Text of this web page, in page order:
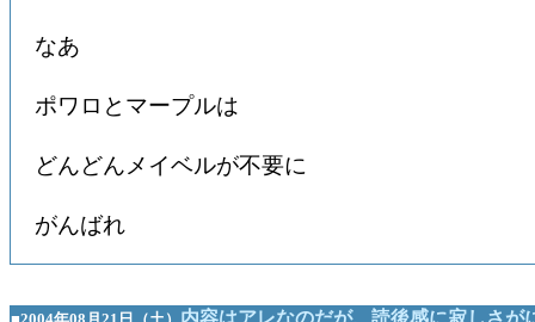
なあ
ポワロとマープルは
どんどんメイベルが不要に
がんばれ
内容はアレなのだが、読後感に寂しさが